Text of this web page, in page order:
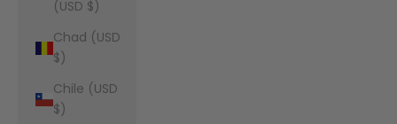
(USD $)
Chad (USD
$)
Chile (USD
$)